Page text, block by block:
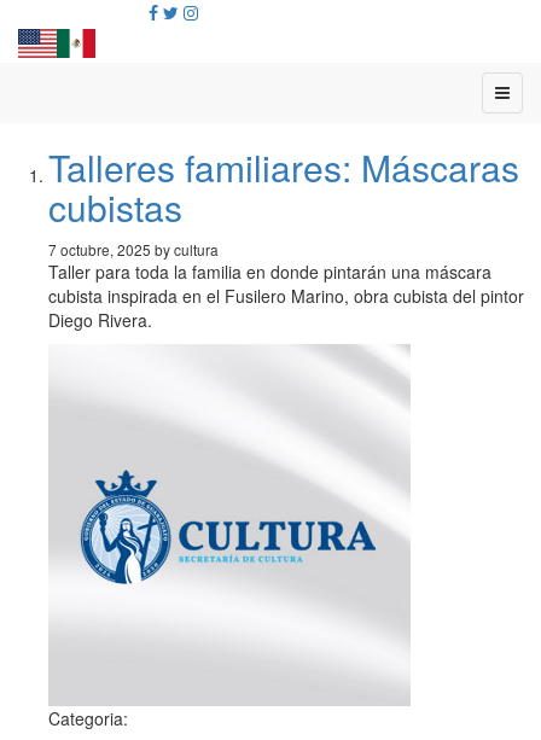
Talleres familiares: Máscaras
cubistas
7 octubre, 2025 by cultura
Taller para toda la familia en donde pintarán una máscara
cubista inspirada en el Fusilero Marino, obra cubista del pintor
Diego Rivera.
Categoria: